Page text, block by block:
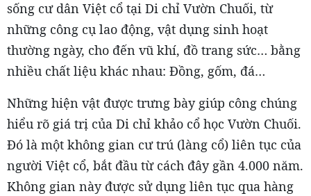
sống cư dân Việt cổ tại Di chỉ Vườn Chuối, từ
những công cụ lao động, vật dụng sinh hoạt
thường ngày, cho đến vũ khí, đồ trang sức… bằng
nhiều chất liệu khác nhau: Đồng, gốm, đá…
Những hiện vật được trưng bày giúp công chúng
hiểu rõ giá trị của Di chỉ khảo cổ học Vườn Chuối.
Đó là một không gian cư trú (làng cổ) liên tục của
người Việt cổ, bắt đầu từ cách đây gần 4.000 năm.
Không gian này được sử dụng liên tục qua hàng